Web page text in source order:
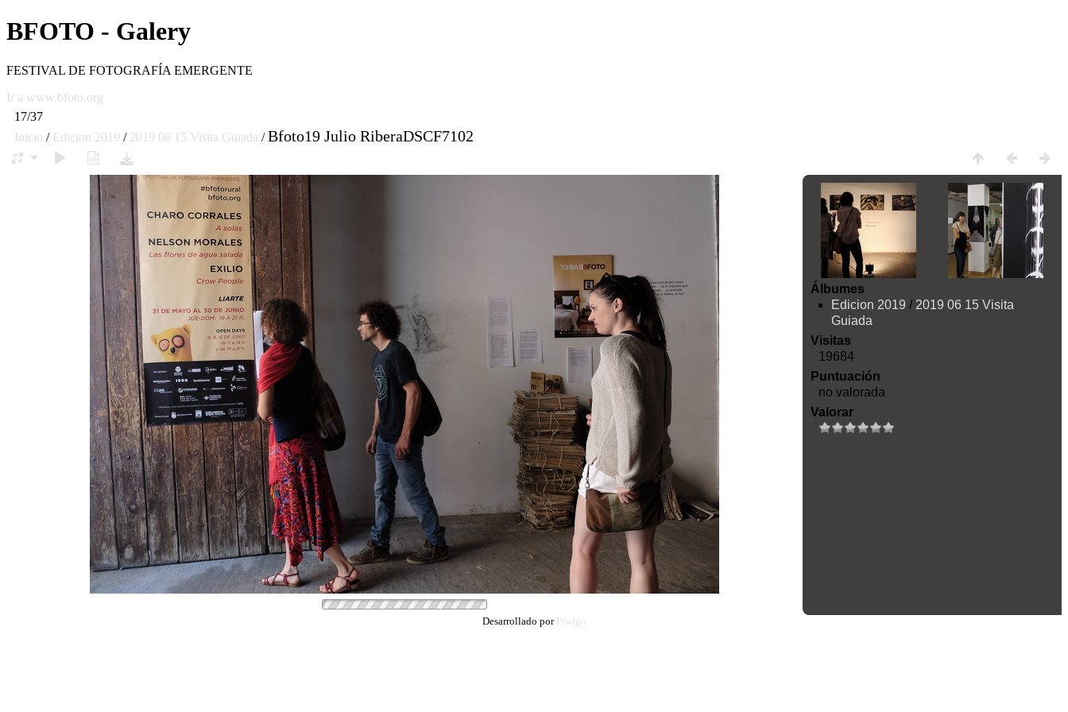
BFOTO - Galery
FESTIVAL DE FOTOGRAFÍA EMERGENTE
Ir a www.bfoto.org
17/37
Inicio / Edicion 2019 / 2019 06 15 Visita Guiada /Bfoto19 Julio RiberaDSCF7102
Álbumes
Edicion 2019 / 2019 06 15 Visita
Guiada
Visitas
19684
Puntuación
no valorada
Valorar
Desarrollado por Piwigo